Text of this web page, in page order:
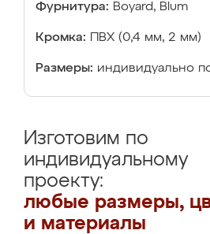
Фурнитура: Boyard, Blum
Кромка: ПВХ (0,4 мм, 2 мм)
Размеры: индивидуально
Изготовим по
индивидуальному
проекту:
любые размеры,
и материалы